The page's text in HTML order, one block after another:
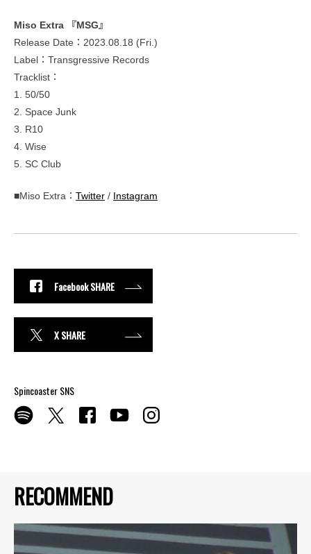
RECOMMEND
Miso Extra 『MSG』
Release Date：2023.08.18 (Fri.)
Label：Transgressive Records
Tracklist：
1. 50/50
2. Space Junk
3. R10
4. Wise
5. SC Club
■Miso Extra： Twitter / Instagram
Facebook SHARE
X SHARE
Spincoaster SNS